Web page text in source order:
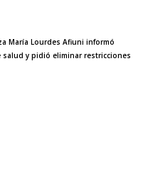
María Lourdes Afiuni informó
salud y pidió eliminar restricciones